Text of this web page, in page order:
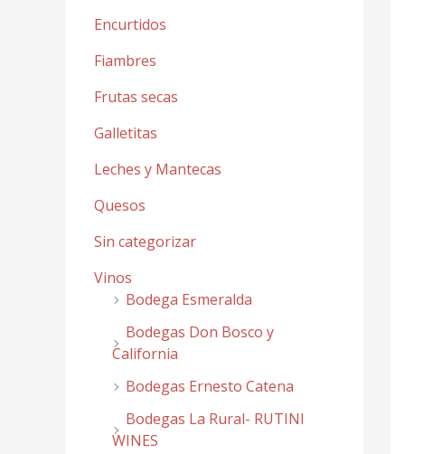
Encurtidos
Fiambres
Frutas secas
Galletitas
Leches y Mantecas
Quesos
Sin categorizar
Vinos
Bodega Esmeralda
Bodegas Don Bosco y
California
Bodegas Ernesto Catena
Bodegas La Rural- RUTINI
WINES